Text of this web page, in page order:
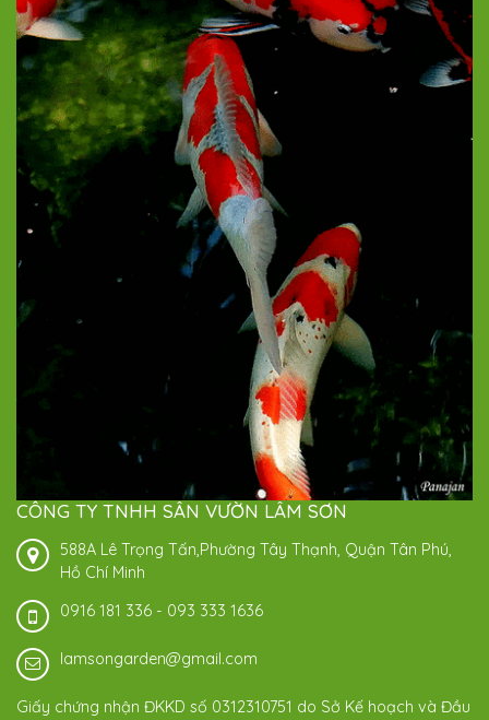
CÔNG TY TNHH SÂN VƯỜN LÂM SƠN
588A Lê Trọng Tấn,Phường Tây Thạnh, Quận Tân Phú,
Hồ Chí Minh
0916 181 336 - 093 333 1636
lamsongarden@gmail.com
Giấy chứng nhận ĐKKD số 0312310751 do Sở Kế hoạch và Đầu